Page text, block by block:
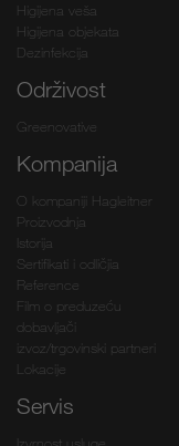
Higijena veša
Higijena objekata
Dezinfekcija
Održivost
Greenovative
Kompanija
O kompaniji Hagleitner
Proizvodnja
Istorija
Sertifikati i odličjia
Reference
Film o preduzeću
dobavljači
izvoz/trgovinski partneri
Lokacije
Servis